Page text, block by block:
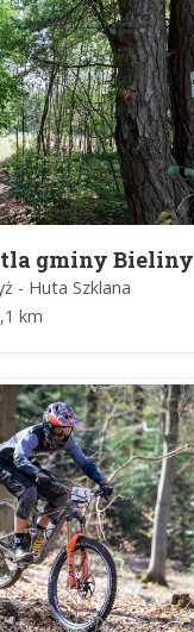
gminy Bieliny
- Huta Szklana
km